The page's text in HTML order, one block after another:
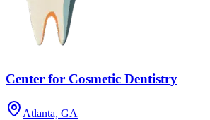
Center for Cosmetic Dentistry
Atlanta, GA